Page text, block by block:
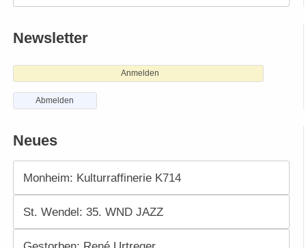
Newsletter
Anmelden
Abmelden
Neues
Monheim: Kulturraffinerie K714
St. Wendel: 35. WND JAZZ